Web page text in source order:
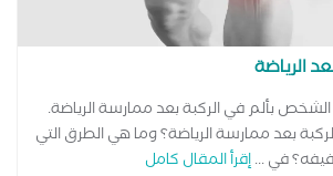
الرياضة
بألم في الركبة بعد ممارسة الرياضة.
بعد ممارسة الرياضة؟ وما هي الطرق التي
في ...إقرأ المقال كامل